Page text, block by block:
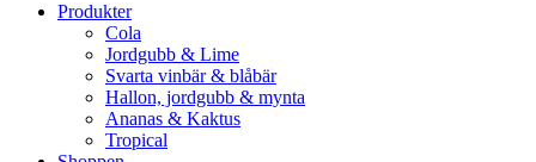
Produkter
Cola
Jordgubb & Lime
Svarta vinbär & blåbär
Hallon, jordgubb & mynta
Ananas & Kaktus
Tropical